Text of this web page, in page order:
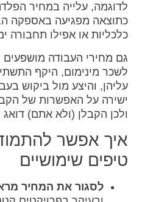
לדוגמה, עלייה במחיר
כתוצאה מפגיעה באספקה
כלכליות או אפילו תחבורה
גם מחירי העבודה מושפעים
לשכר מינימום, היקף
עליהן, והיצע מול ביקוש
ישירה על האפשרות של
ולכן הקבלן (ולא אתם)
טיפים שימושיים
לסגור את המחיר